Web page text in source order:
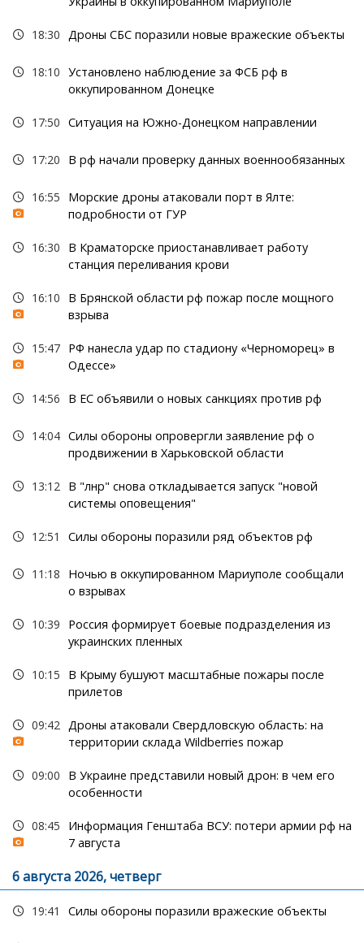
18:30 Дроны СБС поразили новые вражеские объекты
18:10 Установлено наблюдение за ФСБ рф в
оккупированном Донецке
17:50 Ситуация на Южно-Донецком направлении
17:20 В рф начали проверку данных военнообязанных
16:55
Морские дроны атаковали порт в Ялте:
подробности от ГУР
16:30
В Краматорске приостанавливает работу
станция переливания крови
16:10
В Брянской области рф пожар после мощного
взрыва
15:47 РФ нанесла удар по стадиону «Черноморец» в
Одессе»
14:56 В ЕС объявили о новых санкциях против рф
14:04 Силы обороны опровергли заявление рф о
продвижении в Харьковской области
13:12 В "лнр" снова откладывается запуск "новой
системы оповещения"
12:51 Силы обороны поразили ряд объектов рф
11:18
Ночью в оккупированном Мариуполе сообщали
о взрывах
10:39
Россия формирует боевые подразделения из
украинских пленных
10:15
В Крыму бушуют масштабные пожары после
прилетов
09:42 Дроны атаковали Свердловскую область: на
территории склада Wildberries пожар
09:00
В Украине представили новый дрон: в чем его
особенности
08:45
Информация Генштаба ВСУ: потери армии рф на
7 августа
6 августа 2026, четверг
19:41 Силы обороны поразили вражеские объекты